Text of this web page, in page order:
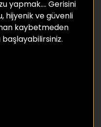
yapmak…. Gerisini
hijyenik ve güvenli
kaybetmeden
başlayabilirsiniz.